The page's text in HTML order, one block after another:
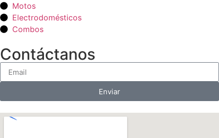
Motos
Electrodomésticos
Combos
Contáctanos
Enviar